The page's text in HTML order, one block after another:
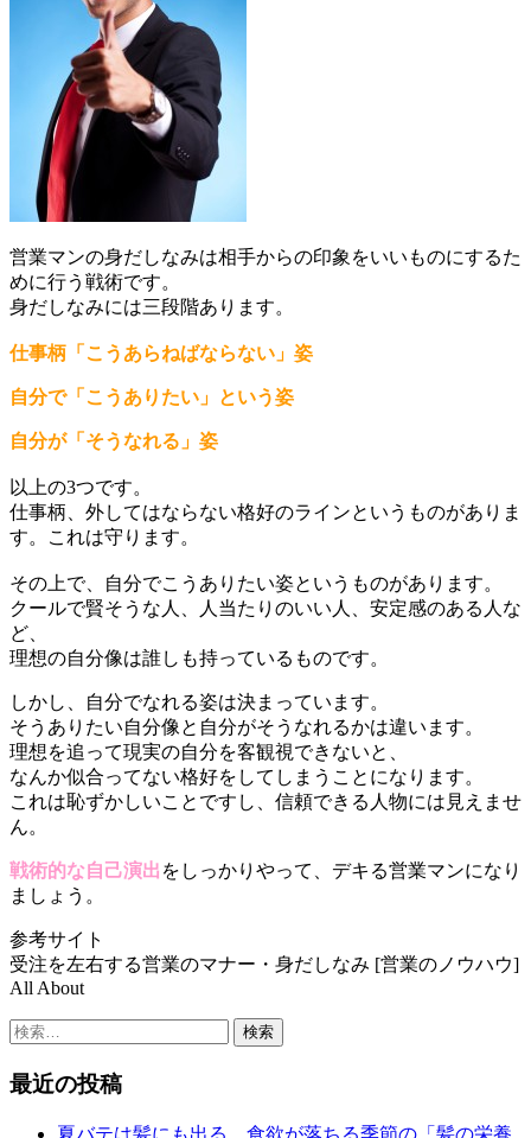
営業マンの身だしなみは相手からの印象をいいものにするた
めに行う戦術です。
身だしなみには三段階あります。
仕事柄「こうあらねばならない」姿
自分で「こうありたい」という姿
自分が「そうなれる」姿
以上の3つです。
仕事柄、外してはならない格好のラインというものがありま
す。これは守ります。
その上で、自分でこうありたい姿というものがあります。
クールで賢そうな人、人当たりのいい人、安定感のある人な
ど、
理想の自分像は誰しも持っているものです。
しかし、自分でなれる姿は決まっています。
そうありたい自分像と自分がそうなれるかは違います。
理想を追って現実の自分を客観視できないと、
なんか似合ってない格好をしてしまうことになります。
これは恥ずかしいことですし、信頼できる人物には見えませ
ん。
戦術的な自己演出 をしっかりやって、デキる営業マンになり
ましょう。
参考サイト
受注を左右する営業のマナー・身だしなみ [営業のノウハウ]
All About
検
最近の投稿
夏バテは髪にも出る。食欲が落ちる季節の「髪の栄養